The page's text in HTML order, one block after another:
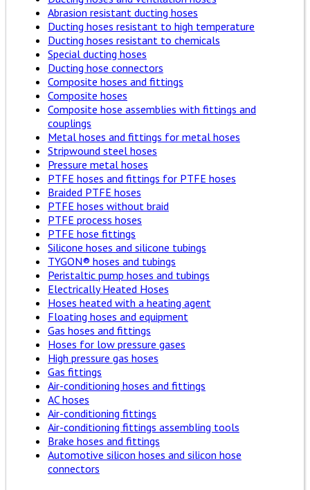
Abrasion resistant ducting hoses
Ducting hoses resistant to high temperature
Ducting hoses resistant to chemicals
Special ducting hoses
Ducting hose connectors
Composite hoses and fittings
Composite hoses
Composite hose assemblies with fittings and
couplings
Metal hoses and fittings for metal hoses
Stripwound steel hoses
Pressure metal hoses
PTFE hoses and fittings for PTFE hoses
Braided PTFE hoses
PTFE hoses without braid
PTFE process hoses
PTFE hose fittings
Silicone hoses and silicone tubings
TYGON® hoses and tubings
Peristaltic pump hoses and tubings
Electrically Heated Hoses
Hoses heated with a heating agent
Floating hoses and equipment
Gas hoses and fittings
Hoses for low pressure gases
High pressure gas hoses
Gas fittings
Air-conditioning hoses and fittings
AC hoses
Air-conditioning fittings
Air-conditioning fittings assembling tools
Brake hoses and fittings
Automotive silicon hoses and silicon hose
connectors